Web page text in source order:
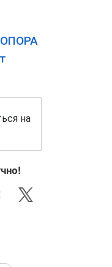
ОПОРА
на